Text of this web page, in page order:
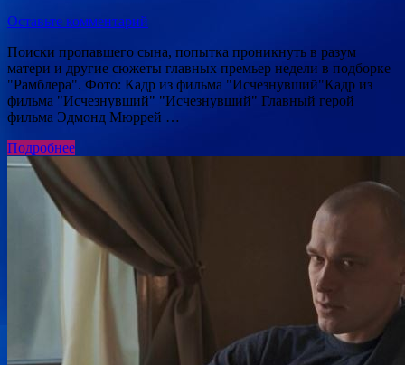
Оставьте комментарий
Поиски пропавшего сына, попытка проникнуть в разум
матери и другие сюжеты главных премьер недели в подборке
"Рамблера". Фото: Кадр из фильма "Исчезнувший"Кадр из
фильма "Исчезнувший" "Исчезнувший" Главный герой
фильма Эдмонд Мюррей …
Подробнее